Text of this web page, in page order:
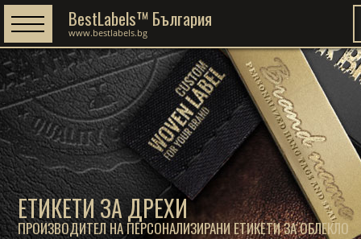
ЕТИКЕТИ ЗА ДРЕХИ
ПРОИЗВОДИТЕЛ НА ПЕРСОНАЛИЗИРАНИ ЕТИКЕТИ ЗА ОБЛЕКЛО
BestLabels™ България
www.bestlabels.bg